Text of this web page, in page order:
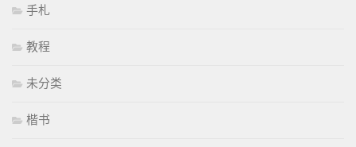
手札
教程
未分类
楷书